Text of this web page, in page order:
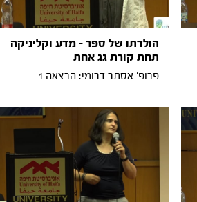
הולדתו של ספר - מדע וקליניקה
תחת קורת גג אחת
פרופ' אסתר דרומי: הרצאה 1